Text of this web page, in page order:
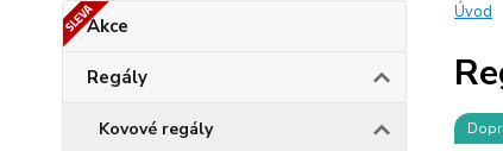
Akce
Regály
Kovové regály
Úvod